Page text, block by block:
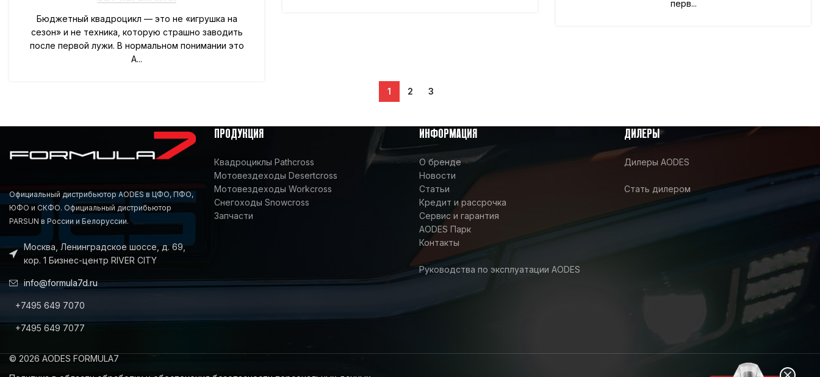
перв...
Бюджетный квадроцикл — это не «игрушка на
сезон» и не техника, которую страшно заводить
после первой лужи. В нормальном понимании это
A...
1 2 3
Официальный дистрибьютор AODES в ЦФО, ПФО,
ЮФО и СКФО. Официальный дистрибьютор
PARSUN в России и Белоруссии.
Москва, Ленинградское шоссе, д. 69,
кор. 1 Бизнес-центр RIVER CITY
info@formula7d.ru
+7495 649 7070
+7495 649 7077
ПРОДУКЦИЯ
Квадроциклы Pathcross
Мотовездеходы Desertcross
Мотовездеходы Workcross
Снегоходы Snowcross
Запчасти
ИНФОРМАЦИЯ
О бренде
Новости
Статьи
Кредит и рассрочка
Сервис и гарантия
AODES Парк
Контакты
Руководства по эксплуатации AODES
ДИЛЕРЫ
Дилеры AODES
Стать дилером
© 2026 AODES FORMULA7